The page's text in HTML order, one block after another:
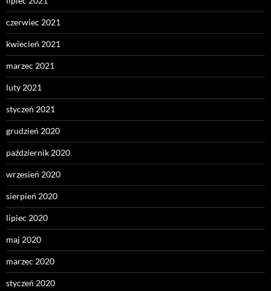
czerwiec 2021
kwiecień 2021
marzec 2021
luty 2021
styczeń 2021
grudzień 2020
październik 2020
wrzesień 2020
sierpień 2020
lipiec 2020
maj 2020
marzec 2020
styczeń 2020